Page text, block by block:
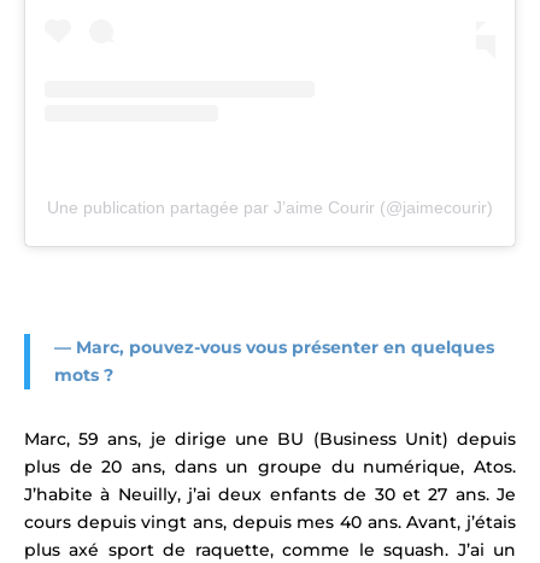
Une publication partagée par J’aime Courir (@jaimecourir)
— Marc, pouvez-vous vous présenter en quelques
mots ?
Marc, 59 ans, je dirige une BU (Business Unit) depuis
plus de 20 ans, dans un groupe du numérique, Atos.
J’habite à Neuilly, j’ai deux enfants de 30 et 27 ans. Je
cours depuis vingt ans, depuis mes 40 ans. Avant, j’étais
plus axé sport de raquette, comme le squash. J’ai un